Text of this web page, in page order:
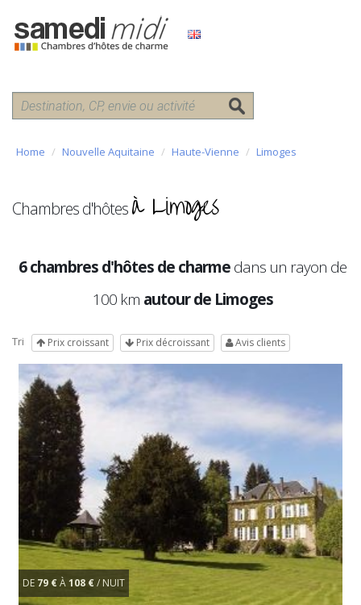
Home Nouvelle Aquitaine Haute-Vienne Limoges
Chambres d'hôtesà Limoges
6 chambres d'hôtes de charmedans un rayon de
100 km autour de Limoges
Tri Prix croissant Prix décroissant Avis clients
DE 79 €À108 €/ NUIT